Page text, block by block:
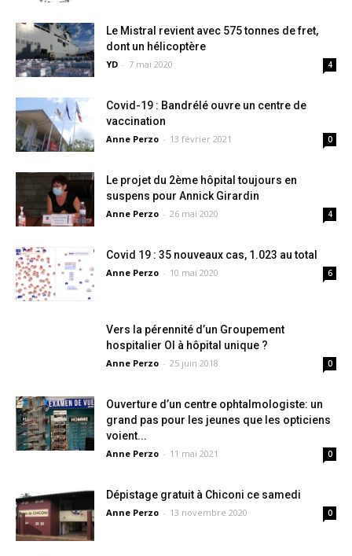
Le Mistral revient avec 575 tonnes de fret,
dont un hélicoptère
YD - 7 mai 2020 4
Covid-19 : Bandrélé ouvre un centre de
vaccination
Anne Perzo - 13 février 2021 0
Le projet du 2ème hôpital toujours en
suspens pour Annick Girardin
Anne Perzo - 26 mai 2020 4
Covid 19 : 35 nouveaux cas, 1.023 au total
Anne Perzo - 10 mai 2020 6
Vers la pérennité d’un Groupement
hospitalier OI à hôpital unique ?
Anne Perzo - 25 juin 2018 0
Ouverture d’un centre ophtalmologiste: un
grand pas pour les jeunes que les opticiens
voient...
Anne Perzo - 11 mai 2021 0
Dépistage gratuit à Chiconi ce samedi
Anne Perzo - 13 novembre 2020 0